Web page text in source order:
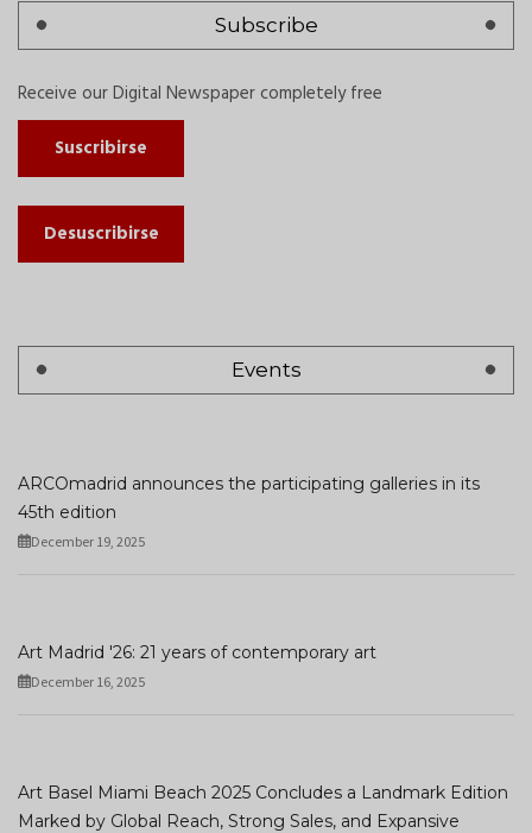
Subscribe
Receive our Digital Newspaper completely free
Suscribirse
Desuscribirse
Events
ARCOmadrid announces the participating galleries in its
45th edition
December 19, 2025
Art Madrid '26: 21 years of contemporary art
December 16, 2025
Art Basel Miami Beach 2025 Concludes a Landmark Edition
Marked by Global Reach, Strong Sales, and Expansive